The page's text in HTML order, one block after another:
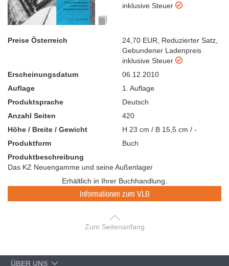
inklusive Steuer
Preise Österreich 24,70 EUR, Reduzierter Satz,
Gebundener Ladenpreis
inklusive Steuer
Erscheinungsdatum
06.12.2010
Auflage
1. Auflage
Produktsprache
Deutsch
Anzahl Seiten
420
Höhe / Breite / Gewicht
H 23 cm / B 15,5 cm / -
Produktform
Buch
Produktbeschreibung
Das KZ Neuengamme und seine Außenlager
Erhältlich in Ihrer Buchhandlung.
Informationen zum VLB
Zum Seitenanfang
ÜBER UNS